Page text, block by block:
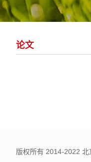
论文
版权所有 2014-2022